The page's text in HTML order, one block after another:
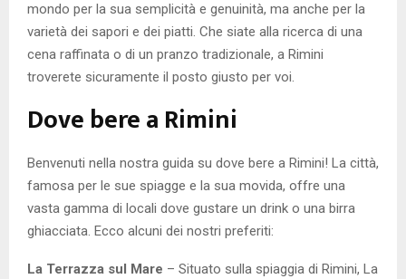
mondo per la sua semplicità e genuinità, ma anche per la
varietà dei sapori e dei piatti. Che siate alla ricerca di una
cena raffinata o di un pranzo tradizionale, a Rimini
troverete sicuramente il posto giusto per voi.
Dove bere a Rimini
Benvenuti nella nostra guida su dove bere a Rimini! La città,
famosa per le sue spiagge e la sua movida, offre una
vasta gamma di locali dove gustare un drink o una birra
ghiacciata. Ecco alcuni dei nostri preferiti:
La Terrazza sul Mare – Situato sulla spiaggia di Rimini, La